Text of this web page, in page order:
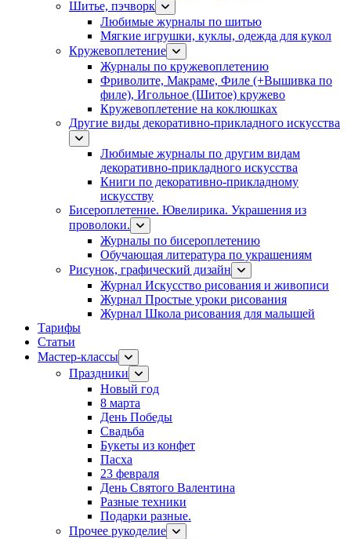
Шитье, пэчворк
Любимые журналы по шитью
Мягкие игрушки, куклы, одежда для кукол
Кружевоплетение
Журналы по кружевоплетению
Фриволите, Макраме, Филе (+Вышивка по
филе), Игольное (Шитое) кружево
Кружевоплетение на коклюшках
Другие виды декоративно-прикладного искусства
Любимые журналы по другим видам
декоративно-прикладного искусства
Книги по декоративно-прикладному
искусству
Бисероплетение. Ювелирика. Украшения из
проволоки.
Журналы по бисероплетению
Обучающая литература по украшениям
Рисунок, графический дизайн
Журнал Искусство рисования и живописи
Журнал Простые уроки рисования
Журнал Школа рисования для малышей
Тарифы
Статьи
Мастер-классы
Праздники
Новый год
8 марта
День Победы
Свадьба
Букеты из конфет
Пасха
23 февраля
День Святого Валентина
Разные техники
Подарки разные.
Прочее рукоделие